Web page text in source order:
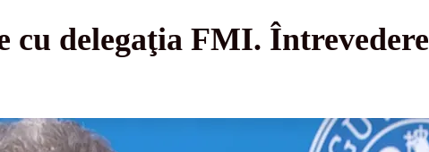
cu delegaţia FMI. Întrevedere